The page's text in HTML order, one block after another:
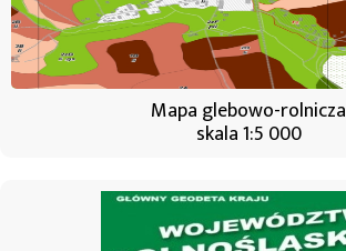
Mapa glebowo-rolnicza
skala 1:5 000